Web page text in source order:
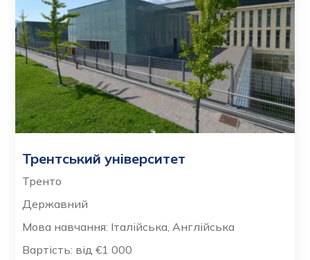
Трентський університет
Тренто
Державний
Мова навчання: Італійська, Англійська
Вартість: від €1 000